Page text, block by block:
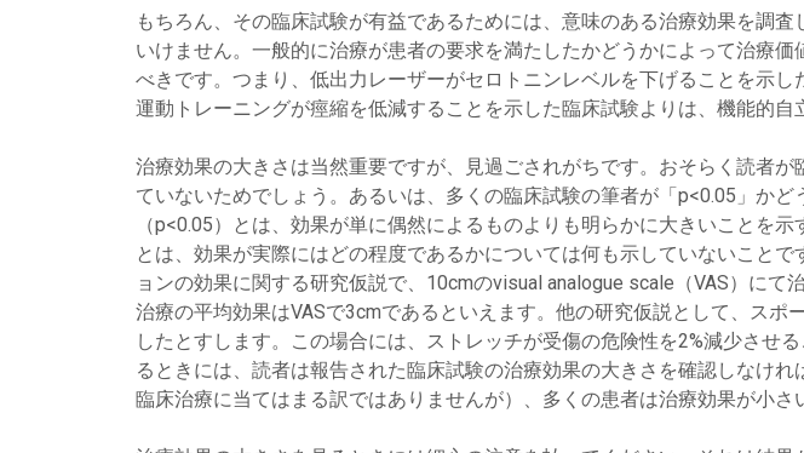
もちろん、その臨床試験が有益であるためには、意味のある治療効果を調
いけません。一般的に治療が患者の要求を満たしたかどうかによって治療
べきです。つまり、低出力レーザーがセロトニンレベルを下げることを示
運動トレーニングが痙縮を低減することを示した臨床試験よりは、機能的
治療効果の大きさは当然重要ですが、見過ごされがちです。おそらく読者
ていないためでしょう。あるいは、多くの臨床試験の筆者が「p<0.05」か
（p<0.05）とは、効果が単に偶然によるものよりも明らかに大きいことを
とは、効果が実際にはどの程度であるかについては何も示していないこと
ョンの効果に関する研究仮説で、10cmのvisual analogue scale（VAS）に
治療の平均効果はVASで3cmであるといえます。他の研究仮説として、ス
したとすします。この場合には、ストレッチが受傷の危険性を2%減少させ
るときには、読者は報告された臨床試験の治療効果の大きさを確認しなけ
臨床治療に当てはまる訳ではありませんが）、多くの患者は治療効果が小さ